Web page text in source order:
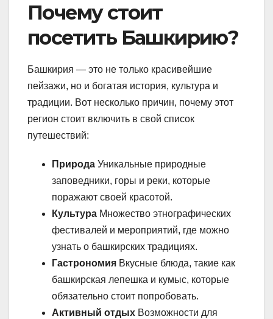
Почему стоит
посетить Башкирию?
Башкирия — это не только красивейшие
пейзажи, но и богатая история, культура и
традиции. Вот несколько причин, почему этот
регион стоит включить в свой список
путешествий:
Природа Уникальные природные
заповедники, горы и реки, которые
поражают своей красотой.
Культура Множество этнографических
фестивалей и мероприятий, где можно
узнать о башкирских традициях.
Гастрономия Вкусные блюда, такие как
башкирская лепешка и кумыс, которые
обязательно стоит попробовать.
Активный отдых Возможности для